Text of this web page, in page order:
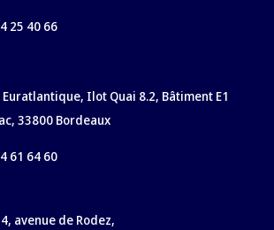
25 40 66
Euratlantique, Ilot Quai 8.2, Bâtiment E1
33800 Bordeaux
61 64 60
avenue de Rodez,